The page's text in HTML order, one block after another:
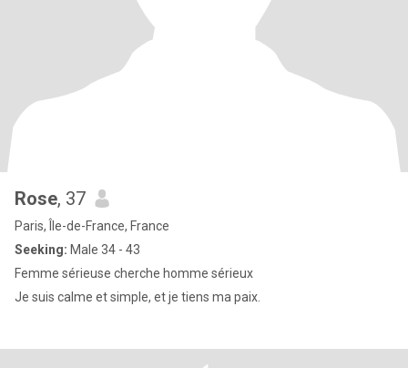
Rose, 37
Paris, Île-de-France, France
Seeking: Male 34 - 43
Femme sérieuse cherche homme sérieux
Je suis calme et simple, et je tiens ma paix.